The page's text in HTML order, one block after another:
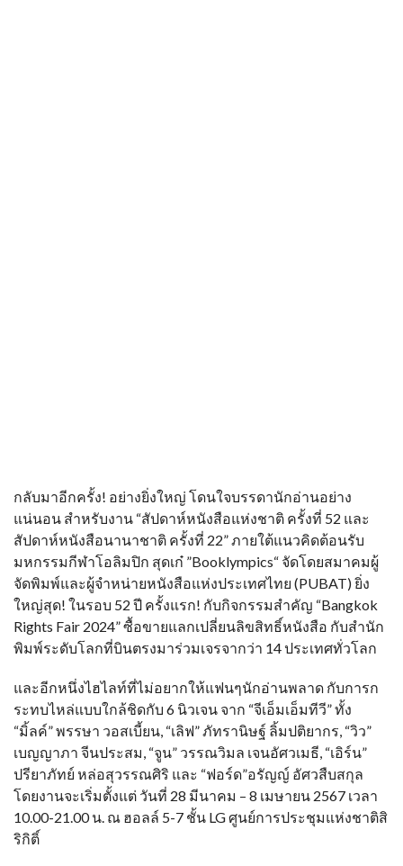
กลับมาอีกครั้ง! อย่างยิ่งใหญ่ โดนใจบรรดานักอ่านอย่าง
แน่นอน สำหรับงาน “สัปดาห์หนังสือแห่งชาติ ครั้งที่ 52 และ
สัปดาห์หนังสือนานาชาติ ครั้งที่ 22” ภายใต้แนวคิดต้อนรับ
มหกรรมกีฬาโอลิมปิก สุดเก๋ ”Booklympics“ จัดโดยสมาคมผู้
จัดพิมพ์และผู้จำหน่ายหนังสือแห่งประเทศไทย (PUBAT) ยิ่ง
ใหญ่สุด! ในรอบ 52 ปี ครั้งแรก! กับกิจกรรมสำคัญ “Bangkok
Rights Fair 2024” ซื้อขายแลกเปลี่ยนลิขสิทธิ์หนังสือ กับสำนัก
พิมพ์ระดับโลกที่บินตรงมาร่วมเจรจากว่า 14 ประเทศทั่วโลก
และอีกหนึ่งไฮไลท์ที่ไม่อยากให้แฟนๆนักอ่านพลาด กับการก
ระทบไหล่แบบใกล้ชิดกับ 6 นิวเจน จาก “จีเอ็มเอ็มทีวี” ทั้ง
“มิ้ลค์” พรรษา วอสเบี้ยน, “เลิฟ” ภัทรานิษฐ์ ลิ้มปติยากร, “วิว”
เบญญาภา จีนประสม, “จูน” วรรณวิมล เจนอัศวเมธี, “เอิร์น”
ปรียาภัทย์ หล่อสุวรรณศิริ และ “ฟอร์ด”อรัญญ์ อัศวสืบสกุล
โดยงานจะเริ่มตั้งแต่ วันที่ 28 มีนาคม – 8 เมษายน 2567 เวลา
10.00-21.00 น. ณ ฮอลล์ 5-7 ชั้น LG ศูนย์การประชุมแห่งชาติสิ
ริกิติ์